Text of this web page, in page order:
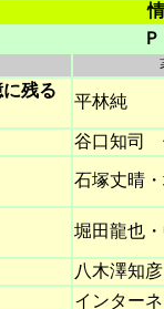
残る
平林純
谷口知司
石塚丈晴
堀田龍也
八木澤知
インター